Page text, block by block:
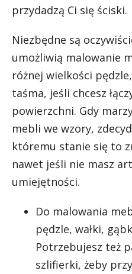
przydadzą Ci się ściski.
Niezbędne są
umożliwią malowanie
różnej wielkości
taśma, jeśli chcesz
powierzchni. Gdy
mebli we wzory,
któremu stanie się to
nawet jeśli nie masz
umiejętności.
Do malowania
pędzle, wałki,
Potrzebujesz też
szlifierki, żeby